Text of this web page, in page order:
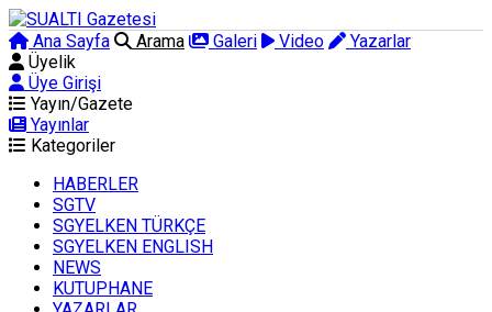
Ana Sayfa Arama Galeri Video
Yazarlar
Üyelik
Üye Girişi
Yayın/Gazete
Yayınlar
Kategoriler
HABERLER
SGTV
SGYELKEN TÜRKÇE
SGYELKEN ENGLISH
NEWS
KUTUPHANE